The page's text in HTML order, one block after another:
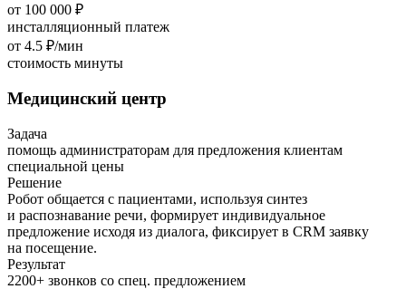
от 100 000 ₽
инсталляционный платеж
от 4.5 ₽/мин
стоимость минуты
Медицинский центр
Задача
помощь администраторам для пред­ло­жения клиентам
специальной цены
Решение
Робот общается с пациентами, используя синтез
и распознавание речи, формирует индивидуальное
предложение исходя из диалога, фиксирует в CRM заявку
на посещение.
Результат
2200+ звонков со спец. предложением